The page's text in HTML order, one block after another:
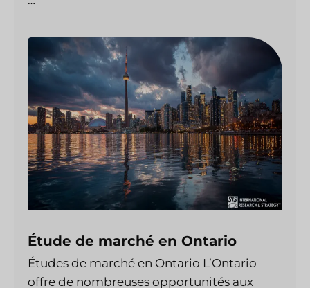
Étude de marché en Ontario
Études de marché en Ontario L’Ontario
offre de nombreuses opportunités aux